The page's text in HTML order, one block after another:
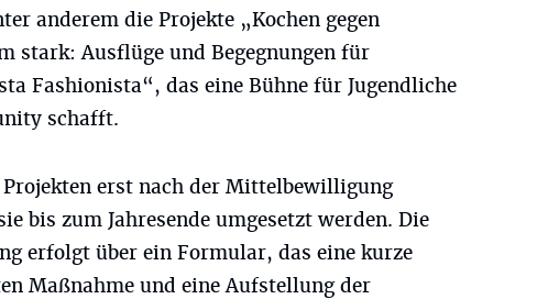
anderem die Projekte „Kochen gegen
stark: Ausflüge und Begegnungen für
Fashionista“, das eine Bühne für Jugendliche
schafft.
erst nach der Mittelbewilligung
bis zum Jahresende umgesetzt werden. Die
erfolgt über ein Formular, das eine kurze
Maßnahme und eine Aufstellung der